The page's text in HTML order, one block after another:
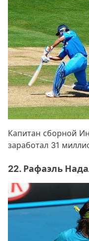
Капитан сборной
заработал 31
22. Рафаэль